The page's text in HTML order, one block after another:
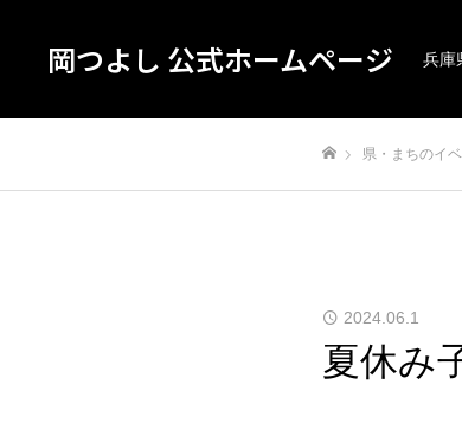
岡つよし 公式ホームページ 兵庫
県・まちのイ
2024.06.1
夏休み